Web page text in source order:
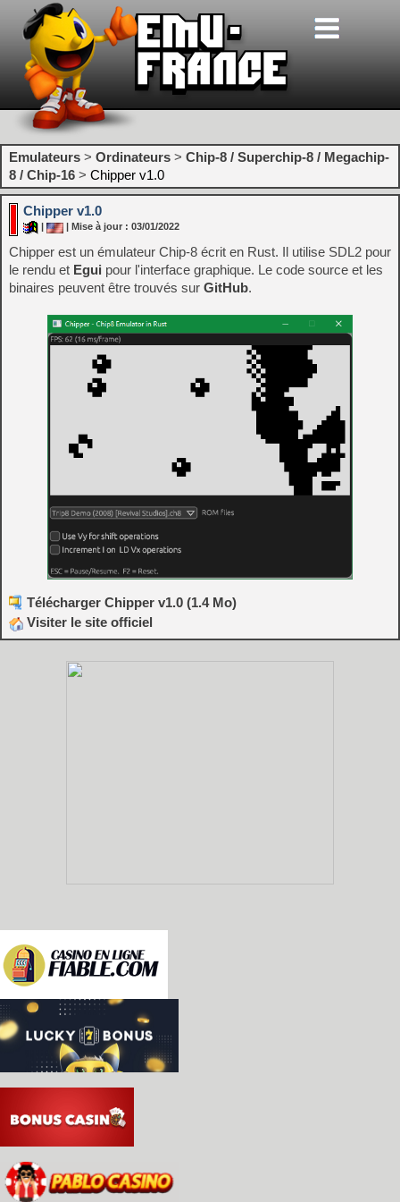
Emulateurs > Ordinateurs > Chip-8 / Superchip-8 / Megachip-
8 / Chip-16 > Chipper v1.0
Chipper v1.0
| Mise à jour : 03/01/2022
Chipper est un émulateur Chip-8 écrit en Rust. Il utilise SDL2 pour
le rendu et Egui pour l'interface graphique. Le code source et les
binaires peuvent être trouvés sur GitHub.
Télécharger Chipper v1.0 (1.4 Mo)
Visiter le site officiel